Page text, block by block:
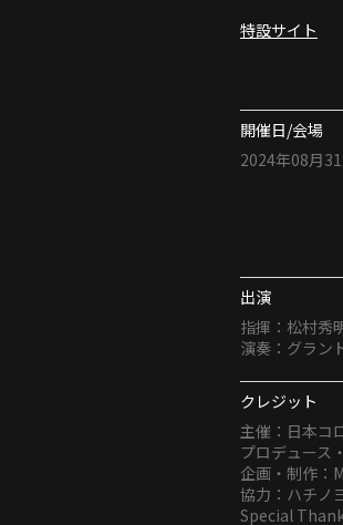
特設サイト
開催日/会場
2024年08月
出演
指揮：松村秀
演奏：グラン
クレジット
主催：日本コ
プロデュース
企画・制作：
協力：ハチノ
Special